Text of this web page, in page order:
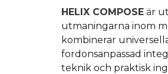
HELIX COMPOSE är
utmaningarna inom
kombinerar
fordonsanpassad
teknik och praktisk